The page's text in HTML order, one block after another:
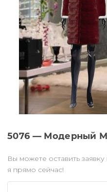
5076 — Модерный
Вы можете оставить
я прямо сейчас!